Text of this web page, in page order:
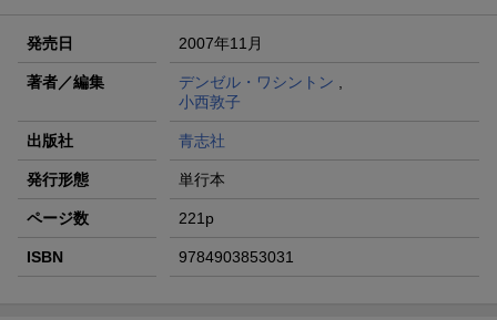
発売日 2007年11月
著者／編集 デンゼル・ワシントン ,
小西敦子
出版社 青志社
発行形態 単行本
ページ数 221p
ISBN 9784903853031